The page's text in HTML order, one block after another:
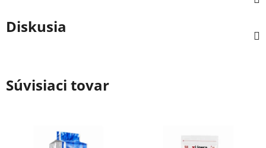
Diskusia
Súvisiaci tovar